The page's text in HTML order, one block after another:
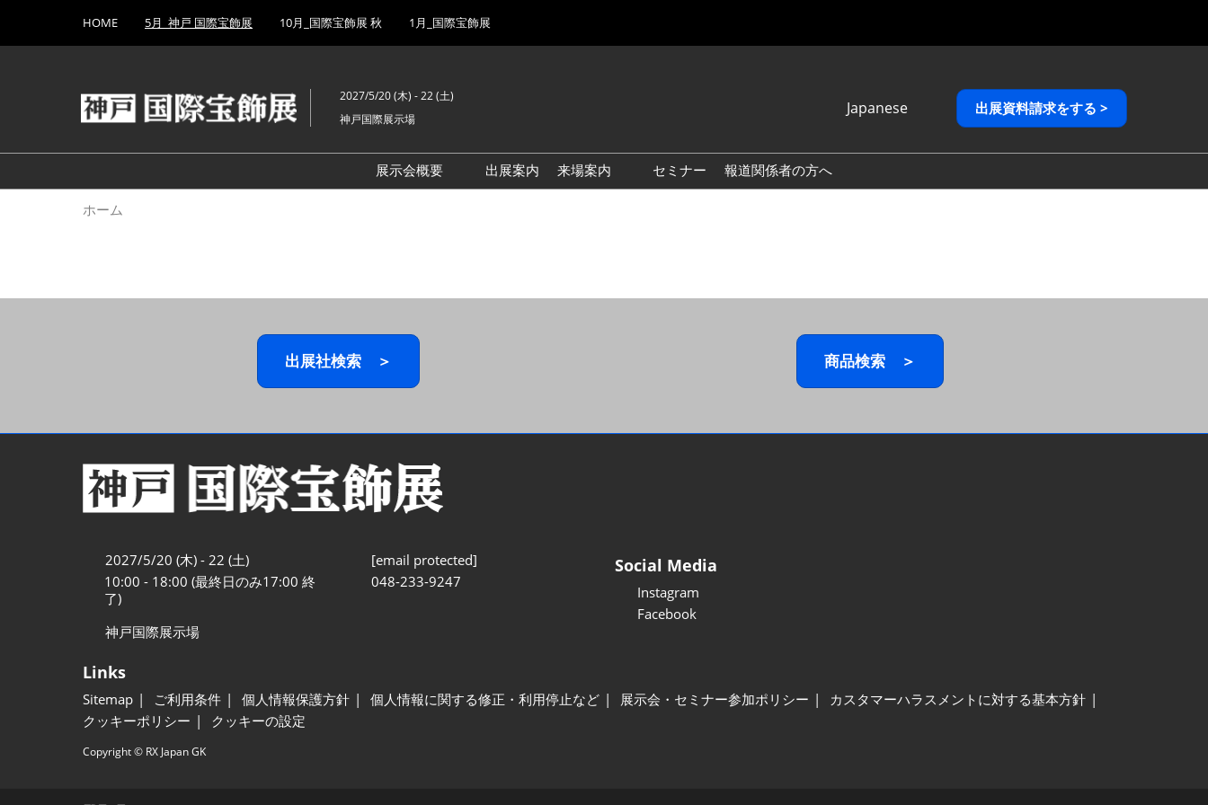
キ
し
て
to
HOME 5月_神戸 国際宝飾展 10月_国際宝飾展 秋 1月_国際宝飾展
2027/5/20 (木) - 22 (土)
神戸国際展示場
Japanese
English
繁體中文
出展資料請求をする >
展示会概要
出展案内
来場案内
セミナー 報道関係者の方へ
ホーム
出展社検索 ＞ 商品検索 ＞
2027/5/20 (木) - 22 (土)
10:00 - 18:00 (最終日のみ17:00 終
了)
神戸国際展示場
[email protected]
048-233-9247
Social Media
Instagram
Facebook
Links
Sitemap ご利用条件 個人情報保護方針 個人情報に関する修正・利用停止など 展示会・セミナー参加ポリシー
カスタマーハラスメントに対する基本方針
クッキーポリシー
クッキーの設定
Copyright © RX Japan GK